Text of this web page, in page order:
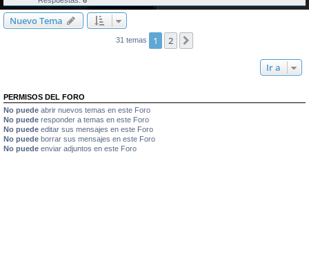
Nuevo Tema
31 temas 1 2
Ir a
PERMISOS DEL FORO
No puede abrir nuevos temas en este Foro
No puede responder a temas en este Foro
No puede editar sus mensajes en este Foro
No puede borrar sus mensajes en este Foro
No puede enviar adjuntos en este Foro